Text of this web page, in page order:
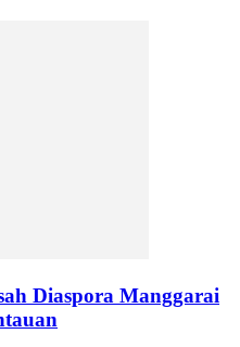
Diaspora Manggarai